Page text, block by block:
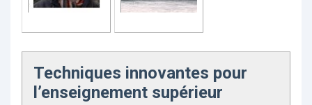
Techniques innovantes pour
l’enseignement supérieur